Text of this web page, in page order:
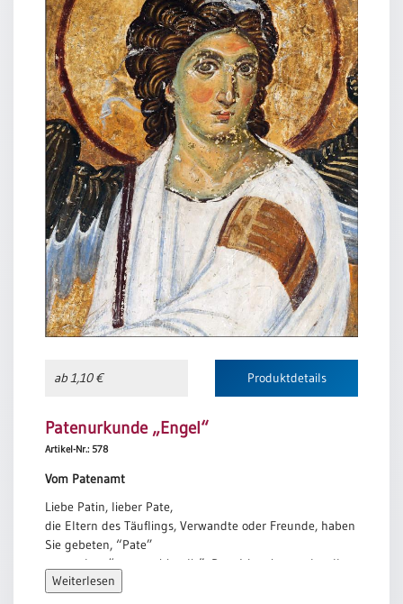
ab 1,10 € Produktdetails
Patenurkunde „Engel“
Artikel-Nr.: 578
Vom Patenamt
Liebe Patin, lieber Pate,
die Eltern des Täuflings, Verwandte oder Freunde, haben
Sie gebeten, “Pate”
zu werden: “pater spiritualis”. Dem Wortsinn nach sollen
Sie dem Täufling ein “geistlicher
Weiterlesen